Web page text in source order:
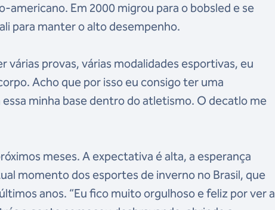
Em 2000 migrou para o bobsled e se
para manter o alto desempenho.
várias provas, várias modalidades esportivas, eu
Acho que por isso eu consigo ter uma
minha base dentro do atletismo. O decatlo me
meses. A expectativa é alta, a esperança
momento dos esportes de inverno no Brasil, que
anos. “Eu fico muito orgulhoso e feliz por ver a